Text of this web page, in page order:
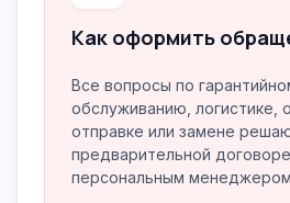
Как оформить
Все вопросы по
обслуживанию, логистике,
отправке или замене
предварительной
персональным